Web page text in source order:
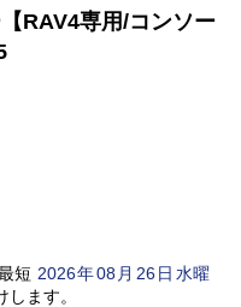
RAV4専用/コンソー
短 2026年08 月 26日水曜
します。